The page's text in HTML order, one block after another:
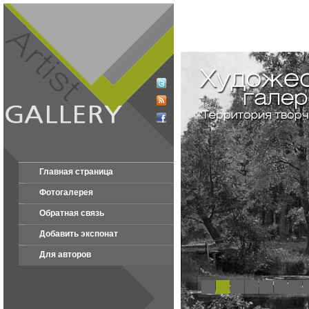
Главная страница
Фотогалерея
Обратная связь
Добавить экспонат
Для авторов